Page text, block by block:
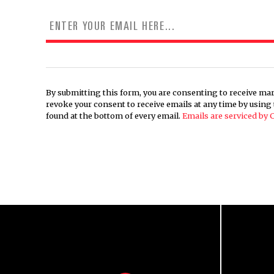
By submitting this form, you are consenting to receive
revoke your consent to receive emails at any time by
found at the bottom of every email. Emails are serviced by